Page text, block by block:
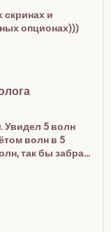
скринах и
опционах)))
Увидел 5 волн
волн в 5
так бы забрал
цене: